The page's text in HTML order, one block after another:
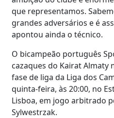
que representamos.
grandes adversários e é
apontou ainda o técnico.
O bicampeão português
cazaques do Kairat Almaty
fase de liga da Liga dos
quinta-feira, às 20:00, no
Lisboa, em jogo arbitrado
Sylwestrzak.